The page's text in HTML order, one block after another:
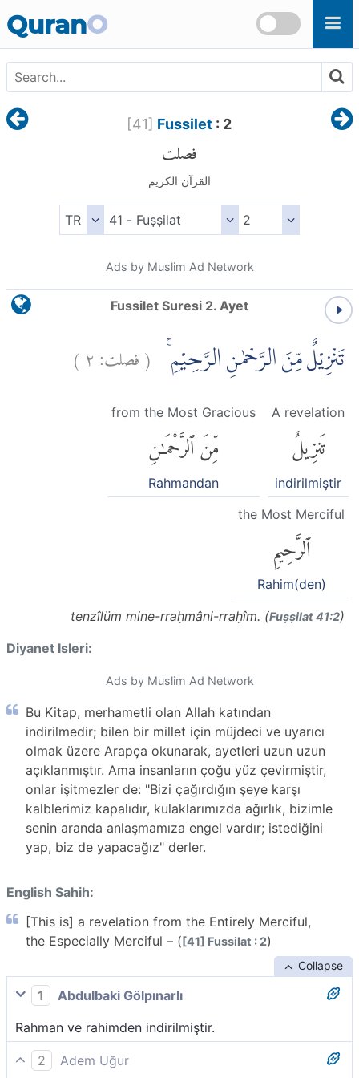
QuranO
[41] Fussilet : 2
فصلت
القرآن الكريم
Ads by Muslim Ad Network
Fussilet Suresi 2. Ayet
تَنْزِيْلٌ مِّنَ الرَّحْمٰنِ الرَّحِيْمِ ۚ (فصلت:٢)
A revelation
تَنزِيلٌ
indirilmiştir
from the Most Gracious
مِّنَ ٱلرَّحْمَٰنِ
Rahmandan
the Most Merciful
ٱلرَّحِيمِ
Rahim(den)
tenzîlüm mine-rraḥmâni-rraḥîm. (Fuṣṣilat 41:2)
Diyanet Isleri:
Ads by Muslim Ad Network
Bu Kitap, merhametli olan Allah katından
indirilmedir; bilen bir millet için müjdeci ve uyarıcı
olmak üzere Arapça okunarak, ayetleri uzun uzun
açıklanmıştır. Ama insanların çoğu yüz çevirmiştir,
onlar işitmezler de: "Bizi çağırdığın şeye karşı
kalblerimiz kapalıdır, kulaklarımızda ağırlık, bizimle
senin aranda anlaşmamıza engel vardır; istediğini
yap, biz de yapacağız" derler.
English Sahih:
[This is] a revelation from the Entirely Merciful,
the Especially Merciful – ([41] Fussilat : 2)
Collapse
1
Abdulbaki Gölpınarlı
Rahman ve rahimden indirilmiştir.
2
Adem Uğur